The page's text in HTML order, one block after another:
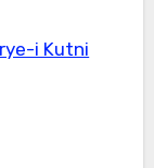
i Kutni